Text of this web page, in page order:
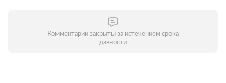
Комментарии закрыты за истечением срока
давности